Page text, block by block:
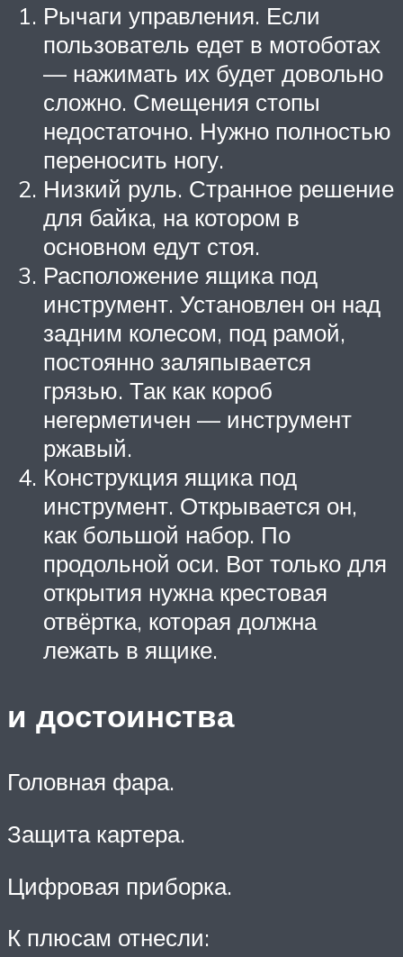
Рычаги управления. Если
пользователь едет в мотоботах
— нажимать их будет довольно
сложно. Смещения стопы
недостаточно. Нужно полностью
переносить ногу.
Низкий руль. Странное решение
для байка, на котором в
основном едут стоя.
Расположение ящика под
инструмент. Установлен он над
задним колесом, под рамой,
постоянно заляпывается
грязью. Так как короб
негерметичен — инструмент
ржавый.
Конструкция ящика под
инструмент. Открывается он,
как большой набор. По
продольной оси. Вот только для
открытия нужна крестовая
отвёртка, которая должна
лежать в ящике.
и достоинства
Головная фара.
Защита картера.
Цифровая приборка.
К плюсам отнесли: